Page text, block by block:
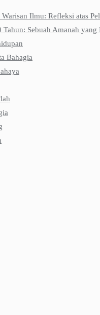
Ilmu: Refleksi atas
Sebuah Amanah yang
Bahagia